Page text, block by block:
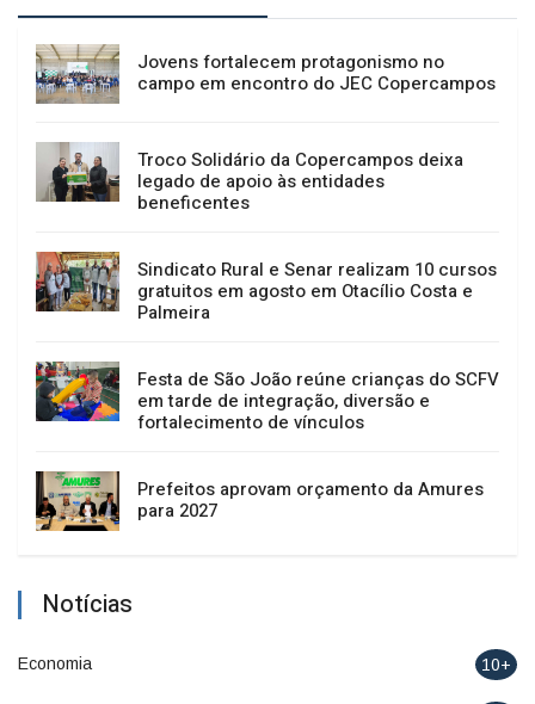
Jovens fortalecem protagonismo no
campo em encontro do JEC Copercampos
Troco Solidário da Copercampos deixa
legado de apoio às entidades
beneficentes
Sindicato Rural e Senar realizam 10 cursos
gratuitos em agosto em Otacílio Costa e
Palmeira
Festa de São João reúne crianças do SCFV
em tarde de integração, diversão e
fortalecimento de vínculos
Prefeitos aprovam orçamento da Amures
para 2027
Notícias
Economia 10+